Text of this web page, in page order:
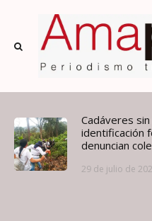
Cadáveres
identificación
denuncian
29 de julio de